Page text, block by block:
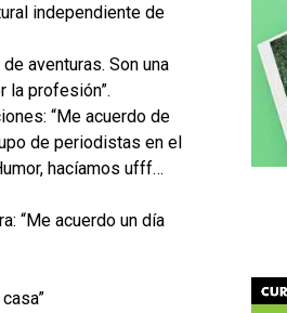
independiente de
aventuras. Son una
la profesión”.
“Me acuerdo de
de periodistas en el
hacíamos ufff…
“Me acuerdo un día